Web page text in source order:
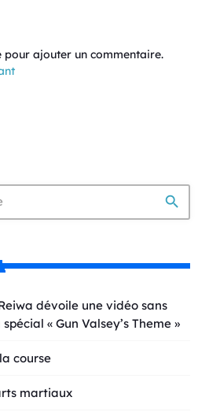
pour ajouter un commentaire.
search
dévoile une vidéo sans
« Gun Valsey’s Theme »
course
martiaux